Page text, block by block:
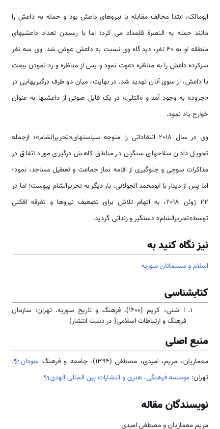
ابومالک، ابتدا مخالف مقابله با نیروهای داعش بود و حمله به داعش را
مانند حمله به النصرة قلمداد می کرد؛ اما با رسیدن تعداد داعشی­های
منطقه او به 40 نفر، دیدگاه وی نسبت به داعش عوض شد. وی سه نفر
سرکرده داعش را به مناظره دعوت نمود و پس از مناظره و رد نمودن بیعت
با داعش، از سوی آنان تهدید شد. در نهایت، میان دو طرف درگیری­هایی در
«جرود» به وجود آمد و «التلی» در یک فایل صوتی از داعشی­ها به عنوان
خوارج یاد نمود.
وی در سال 2018 انتقاداتی را متوجه سیاست­های«تحریرالشام»؛ ازجمله
تحویل دادن سلاح­های سنگین در مناطق کاهش درگیری مورد اتفاق در
مذاکرات سوچی و جلوگیری از اقامه نماز جماعت و تعطیل مساجد، نمود؛
اما پس از دیدار با ابومحمد الجولانی، بار دیگر به تحریرالشام پیوست؛ اما در
22 ژوئن 2018، به اتهام تلاش برای تضعیف نیروها و تفرقه افکنی
توسط«تحریرالشام» دستگیر و زندانی گردید.
نیز نگاه کنید به
اسلام و مسلمانان سوریه
کتابشناسی
↑
شنی، کریم (۱۴۰۰). فرهنگ و تاریخ سوریه. تهران: سازمان
فرهنگ و ارتباطات اسلامی( در دست انتشار)
منبع اصلی
معماریان، مریم، امیدی، مصطفی (1394). جامعه و فرهنگ سودان
.
تهران: موسسه فرهنگی، هنری و انتشارات بین المللی الهدی
نویسندگان مقاله
مریم معماریان و مصطفی امیدی